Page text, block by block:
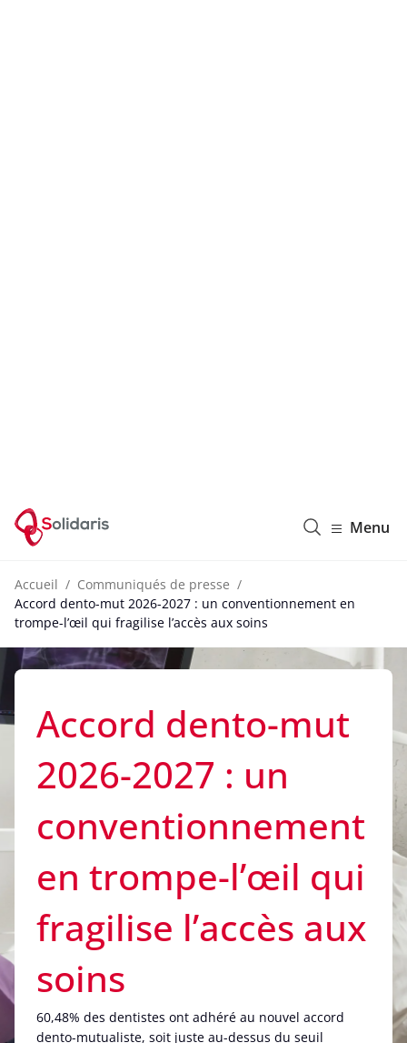
Menu
Accueil
Communiqués de presse
Accord dento-mut 2026-2027 : un conventionnement en
trompe-l’œil qui fragilise l’accès aux soins
Accord dento-mut
2026-2027 : un
conventionnement
en trompe-l’œil qui
fragilise l’accès aux
soins
60,48% des dentistes ont adhéré au nouvel accord
dento-mutualiste, soit juste au-dessus du seuil